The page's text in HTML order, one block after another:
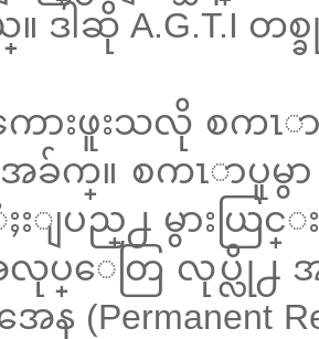
ဒါဆို A.G.T.I တ
ကားဖူးသလို စကၤ
က္။ စကၤာပူမွာ
ႈးျပည္႕ မွားယြ
လုပ္ေတြ လုပ္လို႕
န (Permanent